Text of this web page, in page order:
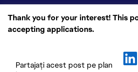
Thank you for your interest! This
accepting applications.
Partajați acest post pe plan